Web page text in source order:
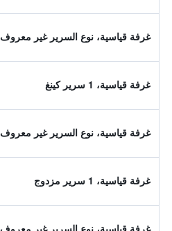
غرفة قياسية، نوع السرير غير معروف
غرفة قياسية، 1 سرير كينغ
غرفة قياسية، نوع السرير غير معروف
غرفة قياسية، 1 سرير مزدوج
غرفة قياسية، نوع السرير غير معروف